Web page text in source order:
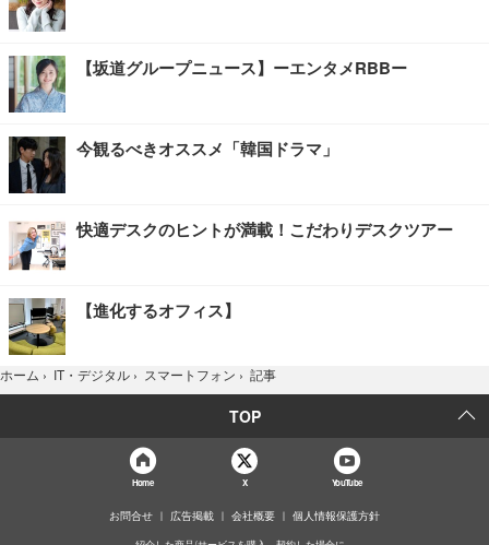
【坂道グループニュース】ーエンタメRBBー
今観るべきオススメ「韓国ドラマ」
快適デスクのヒントが満載！こだわりデスクツアー
【進化するオフィス】
ホーム › IT・デジタル › スマートフォン › 記事
TOP
Home X YouTube
お問合せ 広告掲載 会社概要 個人情報保護方針